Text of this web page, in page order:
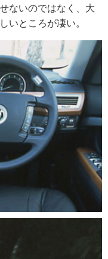
ないのではなく、大
いところが凄い。